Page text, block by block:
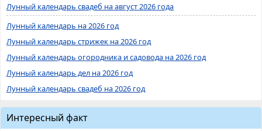
Лунный календарь свадеб на август 2026 года
Лунный календарь на 2026 год
Лунный календарь стрижек на 2026 год
Лунный календарь огородника и садовода на 2026 год
Лунный календарь дел на 2026 год
Лунный календарь свадеб на 2026 год
Интересный факт